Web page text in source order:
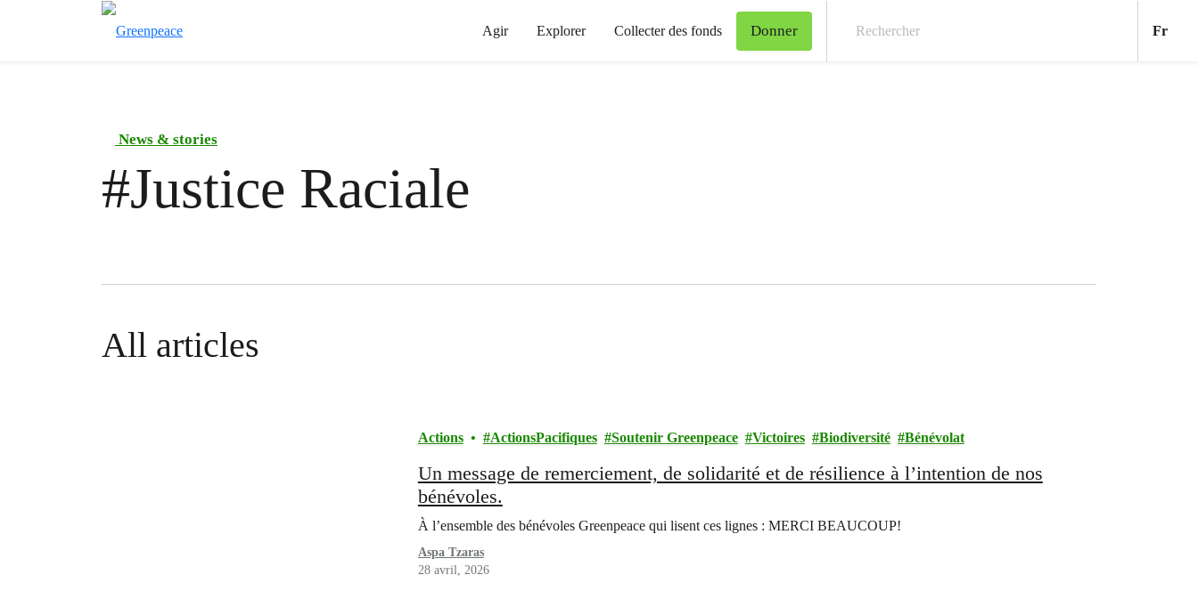
Agir Explorer Collecter des fonds Donner Fr
News & stories
#Justice Raciale
All articles
Actions ActionsPacifiques Soutenir Greenpeace Victoires Biodiversité Bénévolat
Un message de remerciement, de solidarité et de résilience à l’intention de nos
bénévoles.
À l’ensemble des bénévoles Greenpeace qui lisent ces lignes : MERCI BEAUCOUP!
Aspa Tzaras
28 avril, 2026